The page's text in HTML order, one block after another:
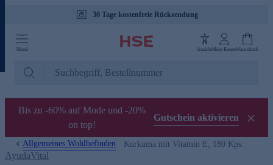
30 Tage kostenfreie Rücksendung
Menü AnsichtMein KontoWarenkorb
Bis zu -60% auf Mode und -20%
on top!
Gutschein aktivieren
Allgemeines Wohlbefinden Kurkuma mit Vitamin E, 180 Kps.
AyudaVital